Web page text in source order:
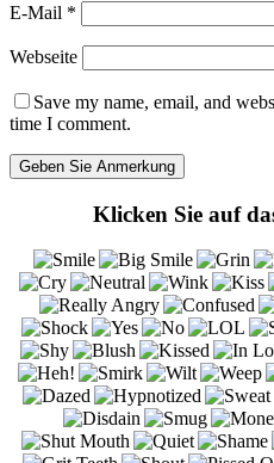
E-Mail *
Webseite
Save my name, email, and
time I comment.
Klicken Sie auf